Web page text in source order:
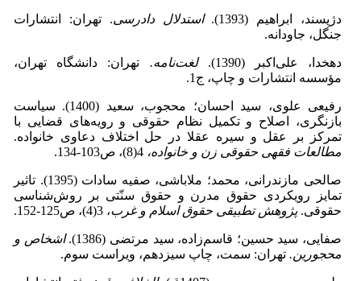
دژپسند، ابراهیم (1393). استدلال دادرسی. تهران: انتشارات
جنگل، جاودانه.
دهخدا، علی‌اکبر (1390). لغت‌نامه. تهران: دانشگاه تهران،
مؤسسه انتشارات و چاپ، ج1.
رفیعی علوی، سید احسان؛ محجوب، سعید (1400). سیاست
بازنگری، اصلاح و تکمیل نظام حقوقی و رویه‌های قضایی با
تمرکز بر عقل و سیره عقلا در حل اختلاف دعاوی خانواده.
مطالعات فقهی‌ حقوقی زن و خانواده، 4(8)، ص103-134.
صالحی مازندرانی، محمد؛ ملاباشی، صفیه سادات (1395). تاثیر
تمایز رویکردی حقوق مدرن و حقوق سنّتی بر روش‌شناسی
حقوقی.پژوهش تطبیقی حقوق اسلام و غرب، 3(4)، ص125-152.
صفایی، سید حسین؛ قاسم‌زاده، سید مرتضی (1386).
اشخاص و
محجورین. تهران: سمت، چاپ سیزدهم، ویراست سوم.